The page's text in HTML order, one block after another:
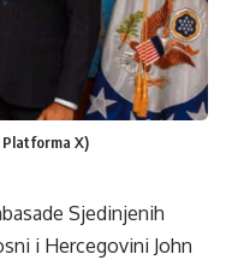
Platforma X)
Sjedinjenih
i Hercegovini John